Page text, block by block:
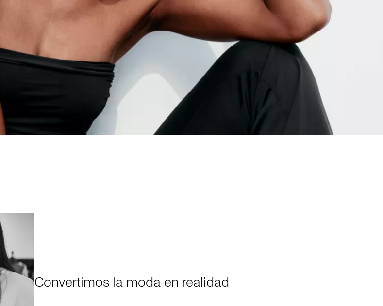
Convertimos la moda en realidad